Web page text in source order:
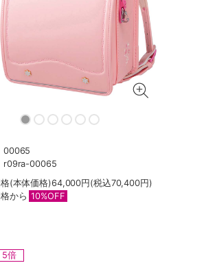
00065
r09ra-00065
(本体価格)64,000円(税込70,400円)
から 10%OFF
5倍